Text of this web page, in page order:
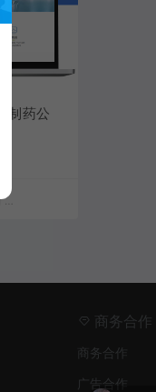
制药公
商务合作
商务合作
广告合作